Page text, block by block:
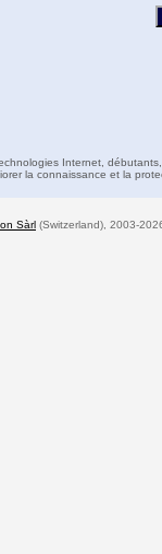
Internet,
la connaissance et la
Sàrl (Switzerland), 2003-